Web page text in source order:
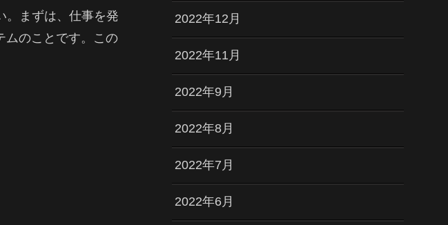
。まずは、仕事を発
ムのことです。この
2022年12月
2022年11月
2022年9月
2022年8月
2022年7月
2022年6月